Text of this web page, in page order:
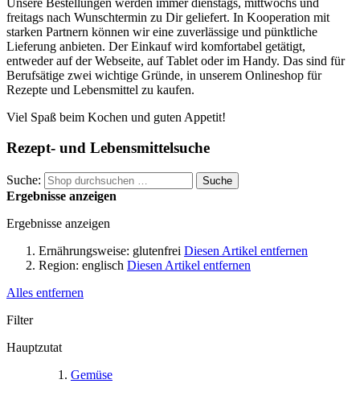
freitags nach Wunschtermin zu Dir geliefert. In Kooperation mit
starken Partnern können wir eine zuverlässige und pünktliche
Lieferung anbieten. Der Einkauf wird komfortabel getätigt,
entweder auf der Webseite, auf Tablet oder im Handy. Das sind für
Berufsätige zwei wichtige Gründe, in unserem Onlineshop für
Rezepte und Lebensmittel zu kaufen.
Viel Spaß beim Kochen und guten Appetit!
Rezept- und Lebensmittelsuche
Suche: Suche
Ergebnisse anzeigen
Ergebnisse anzeigen
Ernährungsweise: glutenfrei Diesen Artikel entfernen
Region: englisch Diesen Artikel entfernen
Alles entfernen
Filter
Hauptzutat
Gemüse